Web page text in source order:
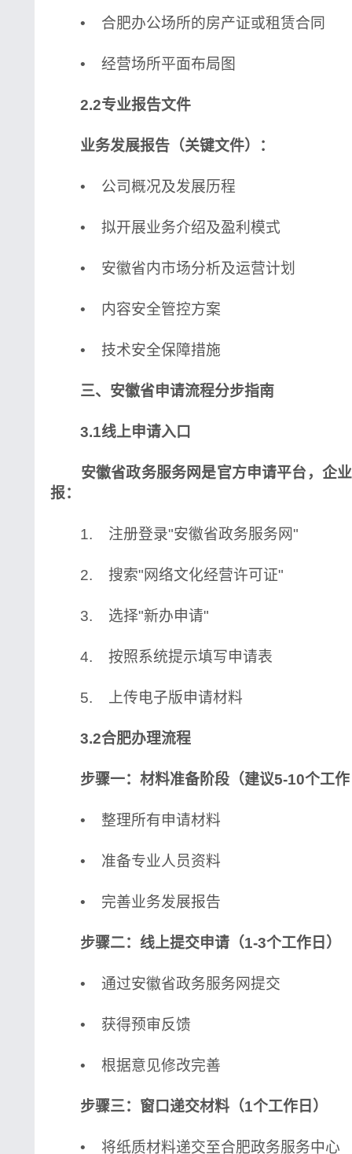
• 合肥办公场所的房产证或租赁合同
• 经营场所平面布局图
2.2专业报告文件
业务发展报告（关键文件）：
• 公司概况及发展历程
• 拟开展业务介绍及盈利模式
• 安徽省内市场分析及运营计划
• 内容安全管控方案
• 技术安全保障措施
三、安徽省申请流程分步指南
3.1线上申请入口
安徽省政务服务网是官方申请平台，企业
报：
1. 注册登录"安徽省政务服务网"
2. 搜索"网络文化经营许可证"
3. 选择"新办申请"
4. 按照系统提示填写申请表
5. 上传电子版申请材料
3.2合肥办理流程
步骤一：材料准备阶段（建议5-10个工作
• 整理所有申请材料
• 准备专业人员资料
• 完善业务发展报告
步骤二：线上提交申请（1-3个工作日）
• 通过安徽省政务服务网提交
• 获得预审反馈
• 根据意见修改完善
步骤三：窗口递交材料（1个工作日）
• 将纸质材料递交至合肥政务服务中心